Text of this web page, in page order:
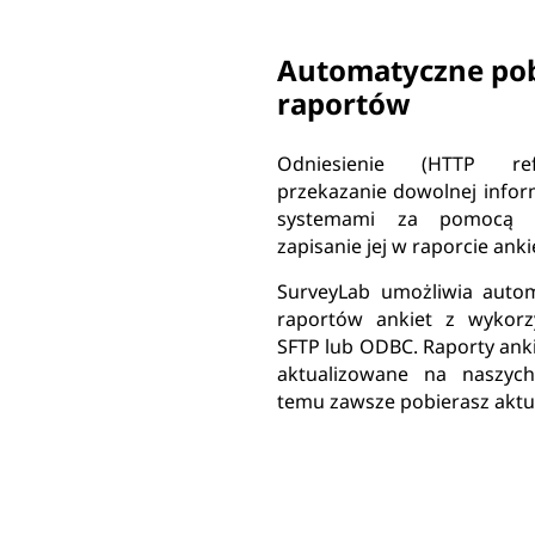
Automatyczne
raportów
Odniesienie (HTTP
przekazanie dowolnej
systemami za pomocą
zapisanie jej w raporcie
SurveyLab umożliwia
raportów ankiet z
SFTP lub ODBC. Raporty
aktualizowane na
temu zawsze pobierasz